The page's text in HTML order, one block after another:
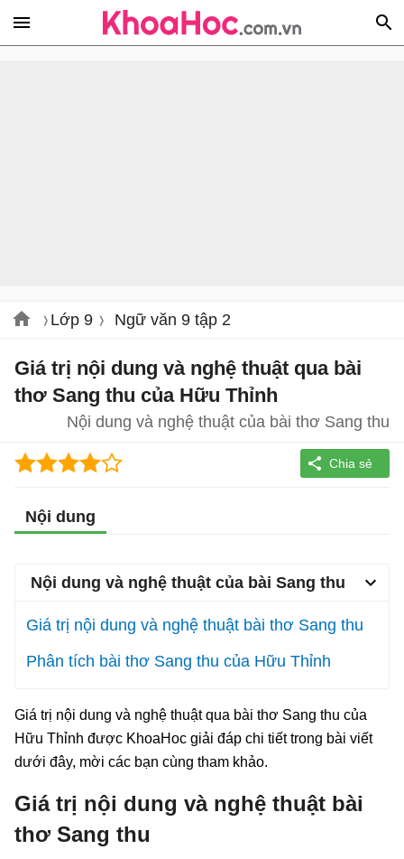
Lớp 9 Ngữ văn 9 tập 2
Giá trị nội dung và nghệ thuật qua bài
thơ Sang thu của Hữu Thỉnh
Nội dung và nghệ thuật của bài thơ Sang thu
Nội dung
Nội dung và nghệ thuật của bài Sang thu
Giá trị nội dung và nghệ thuật bài thơ Sang thu
Phân tích bài thơ Sang thu của Hữu Thỉnh
Giá trị nội dung và nghệ thuật qua bài thơ Sang thu của
Hữu Thỉnh được KhoaHoc giải đáp chi tiết trong bài viết
dưới đây, mời các bạn cùng tham khảo.
Giá trị nội dung và nghệ thuật bài
thơ Sang thu